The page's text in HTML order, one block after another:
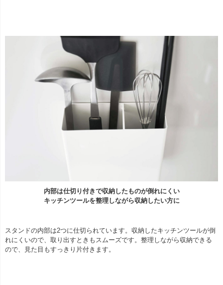
内部は仕切り付きで収納したものが倒れにくい
キッチンツールを整理しながら収納したい方に
スタンドの内部は2つに仕切られています。収納したキッチンツールが倒
れにくいので、取り出すときもスムーズです。整理しながら収納できる
ので、見た目もすっきり片付きます。